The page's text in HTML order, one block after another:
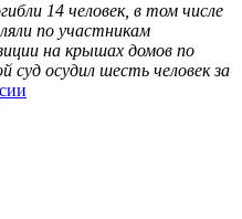
14 человек, в том числе
по участникам
на крышах домов по
суд осудил шесть человек за